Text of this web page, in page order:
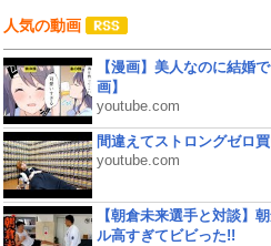
人気の動画
【漫画】美人なのに結婚
画】
youtube.com
間違えてストロングゼロ買
youtube.com
【朝倉未来選手と対談】
ル高すぎてビビった!!